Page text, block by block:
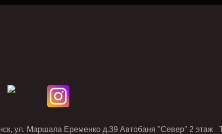
ул. Маршала Еременко д.39 Автобаня "Север" 2 этаж